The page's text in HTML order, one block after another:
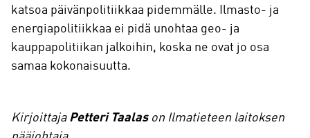
katsoa päivänpolitiikkaa pidemmälle. Ilmasto- ja
energiapolitiikkaa ei pidä unohtaa geo- ja
kauppapolitiikan jalkoihin, koska ne ovat jo osa
samaa kokonaisuutta.
Kirjoittaja Petteri Taalason Ilmatieteen laitoksen